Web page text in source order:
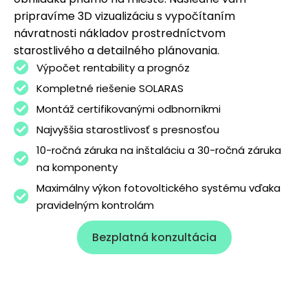
pripravíme 3D vizualizáciu s vypočítaním
návratnosti nákladov prostredníctvom
starostlivého a detailného plánovania.
Výpočet rentability a prognóz
Kompletné riešenie SOLARAS
Montáž certifikovanými odbnorníkmi
Najvyššia starostlivosť s presnosťou
10-ročná záruka na inštaláciu a 30-ročná záruka
na komponenty
Maximálny výkon fotovoltického systému vďaka
pravidelným kontrolám
Bezplatná konzultácia